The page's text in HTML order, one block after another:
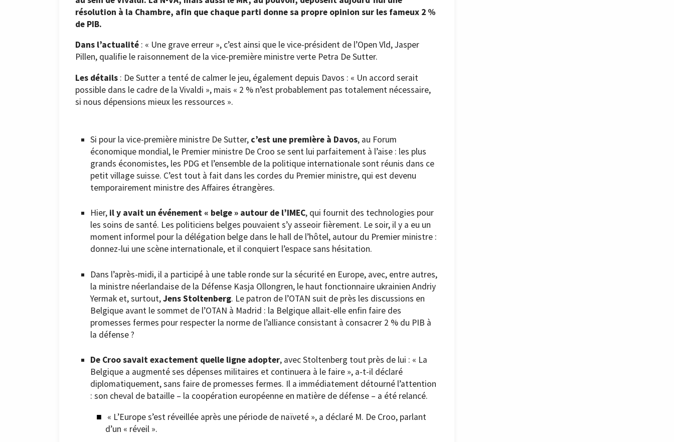
résolution à la Chambre, afin que chaque parti donne sa propre opinion sur les fameux 2 %
de PIB.
Dans l’actualité : « Une grave erreur », c’est ainsi que le vice-président de l’Open Vld, Jasper
Pillen, qualifie le raisonnement de la vice-première ministre verte Petra De Sutter.
Les détails : De Sutter a tenté de calmer le jeu, également depuis Davos : « Un accord serait
possible dans le cadre de la Vivaldi », mais « 2 % n’est probablement pas totalement nécessaire,
si nous dépensions mieux les ressources ».
Si pour la vice-première ministre De Sutter, c’est une première à Davos, au Forum
économique mondial, le Premier ministre De Croo se sent lui parfaitement à l’aise : les plus
grands économistes, les PDG et l’ensemble de la politique internationale sont réunis dans ce
petit village suisse. C’est tout à fait dans les cordes du Premier ministre, qui est devenu
temporairement ministre des Affaires étrangères.
Hier, il y avait un événement « belge » autour de l’IMEC, qui fournit des technologies pour
les soins de santé. Les politiciens belges pouvaient s’y asseoir fièrement. Le soir, il y a eu un
moment informel pour la délégation belge dans le hall de l’hôtel, autour du Premier ministre :
donnez-lui une scène internationale, et il conquiert l’espace sans hésitation.
Dans l’après-midi, il a participé à une table ronde sur la sécurité en Europe, avec, entre autres,
la ministre néerlandaise de la Défense Kasja Ollongren, le haut fonctionnaire ukrainien Andriy
Yermak et, surtout,Jens Stoltenberg. Le patron de l’OTAN suit de près les discussions en
Belgique avant le sommet de l’OTAN à Madrid : la Belgique allait-elle enfin faire des
promesses fermes pour respecter la norme de l’alliance consistant à consacrer 2 % du PIB à
la défense ?
De Croo savait exactement quelle ligne adopter, avec Stoltenberg tout près de lui : « La
Belgique a augmenté ses dépenses militaires et continuera à le faire », a-t-il déclaré
diplomatiquement, sans faire de promesses fermes. Il a immédiatement détourné l’attention
: son cheval de bataille – la coopération européenne en matière de défense – a été relancé.
« L’Europe s’est réveillée après une période de naïveté », a déclaré M. De Croo, parlant
d’un « réveil ».